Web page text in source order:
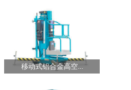
移动式铝合金高空...